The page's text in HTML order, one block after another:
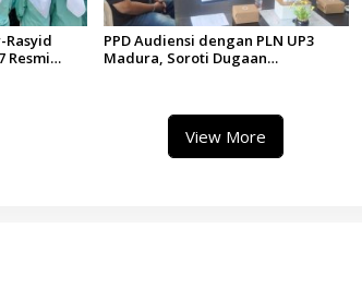
Rasyid
Resmi
PPD Audiensi dengan PLN UP3
Madura, Soroti Dugaan
View More